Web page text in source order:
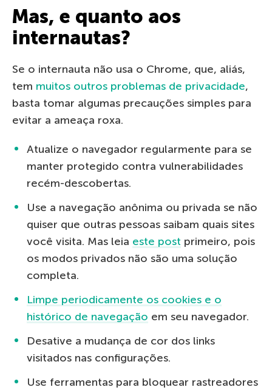
Mas, e quanto aos
internautas?
Se o internauta não usa o Chrome, que, aliás,
tem muitos outros problemas de privacidade,
basta tomar algumas precauções simples para
evitar a ameaça roxa.
Atualize o navegador regularmente para se
manter protegido contra vulnerabilidades
recém-descobertas.
Use a navegação anônima ou privada se não
quiser que outras pessoas saibam quais sites
você visita. Mas leia este post primeiro, pois
os modos privados não são uma solução
completa.
Limpe periodicamente os cookies e o
histórico de navegação em seu navegador.
Desative a mudança de cor dos links
visitados nas configurações.
Use ferramentas para bloquear rastreadores